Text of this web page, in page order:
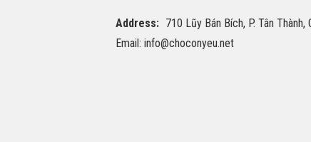
Address: 710 Lũy Bán Bích, P. Tân Thành,
Email: info@choconyeu.net